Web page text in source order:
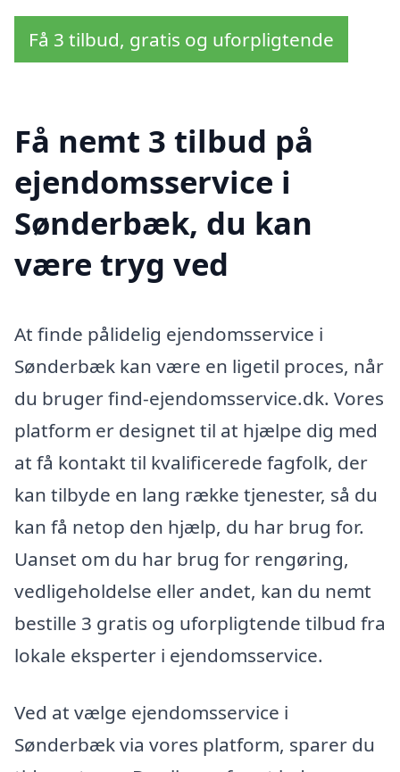
Få 3 tilbud, gratis og uforpligtende
Få nemt 3 tilbud på
ejendomsservice i
Sønderbæk, du kan
være tryg ved
At finde pålidelig ejendomsservice i
Sønderbæk kan være en ligetil proces, når
du bruger find-ejendomsservice.dk. Vores
platform er designet til at hjælpe dig med
at få kontakt til kvalificerede fagfolk, der
kan tilbyde en lang række tjenester, så du
kan få netop den hjælp, du har brug for.
Uanset om du har brug for rengøring,
vedligeholdelse eller andet, kan du nemt
bestille 3 gratis og uforpligtende tilbud fra
lokale eksperter i ejendomsservice.
Ved at vælge ejendomsservice i
Sønderbæk via vores platform, sparer du